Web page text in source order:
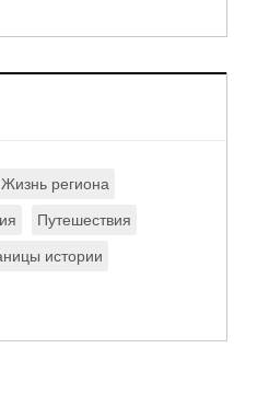
Жизнь региона
Путешествия
истории